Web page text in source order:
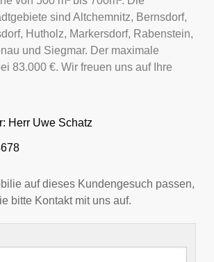
sind Altchemnitz, Bernsdorf,
Hutholz, Markersdorf, Rabenstein,
und Siegmar. Der maximale
83.000 €. Wir freuen uns auf Ihre
Herr Uwe Schatz
auf dieses Kundengesuch passen,
bitte Kontakt mit uns auf.